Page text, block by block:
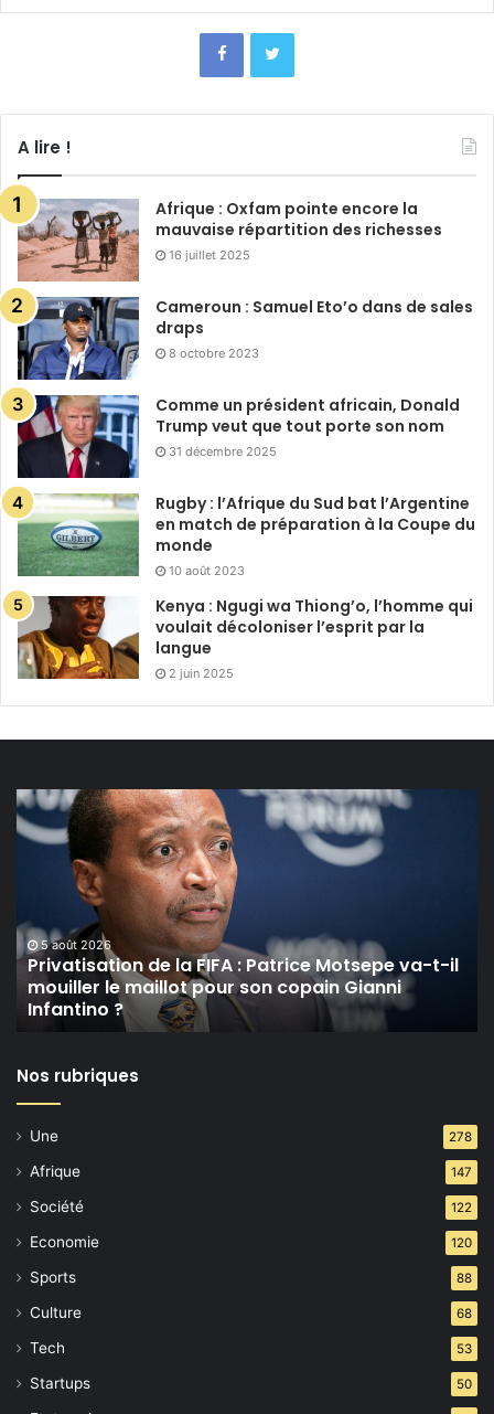
A lire !
Afrique : Oxfam pointe encore la
mauvaise répartition des richesses
16 juillet 2025
Cameroun : Samuel Eto’o dans de sales
draps
8 octobre 2023
Comme un président africain, Donald
Trump veut que tout porte son nom
31 décembre 2025
Rugby : l’Afrique du Sud bat l’Argentine
en match de préparation à la Coupe du
monde
10 août 2023
Kenya : Ngugi wa Thiong’o, l’homme qui
voulait décoloniser l’esprit par la
langue
2 juin 2025
Privatisation
de
la
va-
t-
mouiller
pour
son
Gianni
Infantino ?
5 août 2026
Privatisation de la FIFA : Patrice Motsepe va-t-il
mouiller le maillot pour son copain Gianni
Infantino ?
Nos rubriques
Une 278
Afrique 147
Société 122
Economie 120
Sports 88
Culture 68
Tech 53
Startups 50